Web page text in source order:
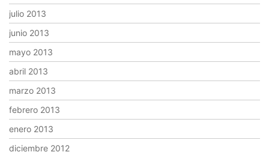
julio 2013
junio 2013
mayo 2013
abril 2013
marzo 2013
febrero 2013
enero 2013
diciembre 2012